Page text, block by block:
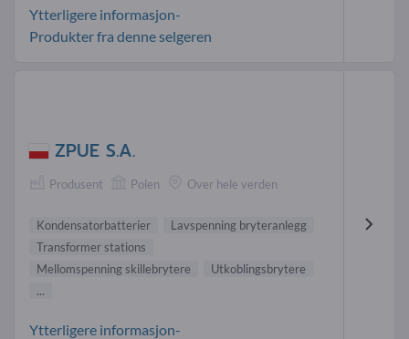
Ytterligere informasjon-
Produkter fra denne selgeren
ZPUE S.A.
Produsent Polen Over hele verden
Kondensatorbatterier
Lavspenning bryteranlegg
Transformer stations
Mellomspenning skillebrytere
Utkoblingsbrytere
...
Ytterligere informasjon-